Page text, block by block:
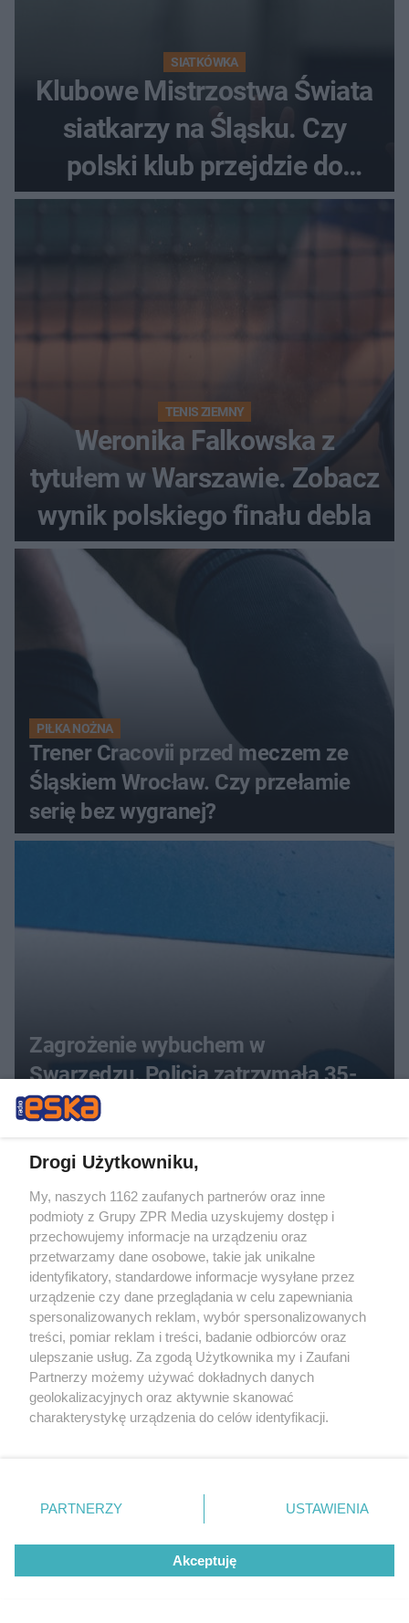
SIATKÓWKA
Klubowe Mistrzostwa Świata
siatkarzy na Śląsku. Czy
polski klub przejdzie do
historii
TENIS ZIEMNY
Weronika Falkowska z
tytułem w Warszawie. Zobacz
wynik polskiego finału debla
PIŁKA NOŻNA
Trener Cracovii przed meczem ze
Śląskiem Wrocław. Czy przełamie
serię bez wygranej?
Zagrożenie wybuchem w
Swarzędzu. Policja zatrzymała 35-
latka, który zgłosił ładunek w swoim
Oszustwo w powiecie trzebnickim.
Małżeństwo seniorów straciło 240
000 zł
Drogi Użytkowniku,
My, naszych 1162 zaufanych partnerów oraz inne
podmioty z Grupy ZPR Media uzyskujemy dostęp i
przechowujemy informacje na urządzeniu oraz
przetwarzamy dane osobowe, takie jak unikalne
identyfikatory, standardowe informacje wysyłane przez
urządzenie czy dane przeglądania w celu zapewniania
spersonalizowanych reklam, wybór spersonalizowanych
treści, pomiar reklam i treści, badanie odbiorców oraz
ulepszanie usług. Za zgodą Użytkownika my i Zaufani
Partnerzy możemy używać dokładnych danych
geolokalizacyjnych oraz aktywnie skanować
charakterystykę urządzenia do celów identyfikacji.
zmienić/wycofać klikając przycisk ustawień prywatności
znajdujący się w lewym dolnym rogu strony
rodzaje przetwarzania danych nie wymagają zgody
użytkownika, ale masz prawo sprzeciwić się takiemu
przetwarzaniu. Preferencje będą miały zastosowanie tylko
PARTNERZY USTAWIENIA
Akceptuję